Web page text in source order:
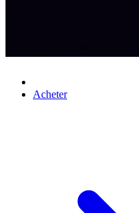
Acheter